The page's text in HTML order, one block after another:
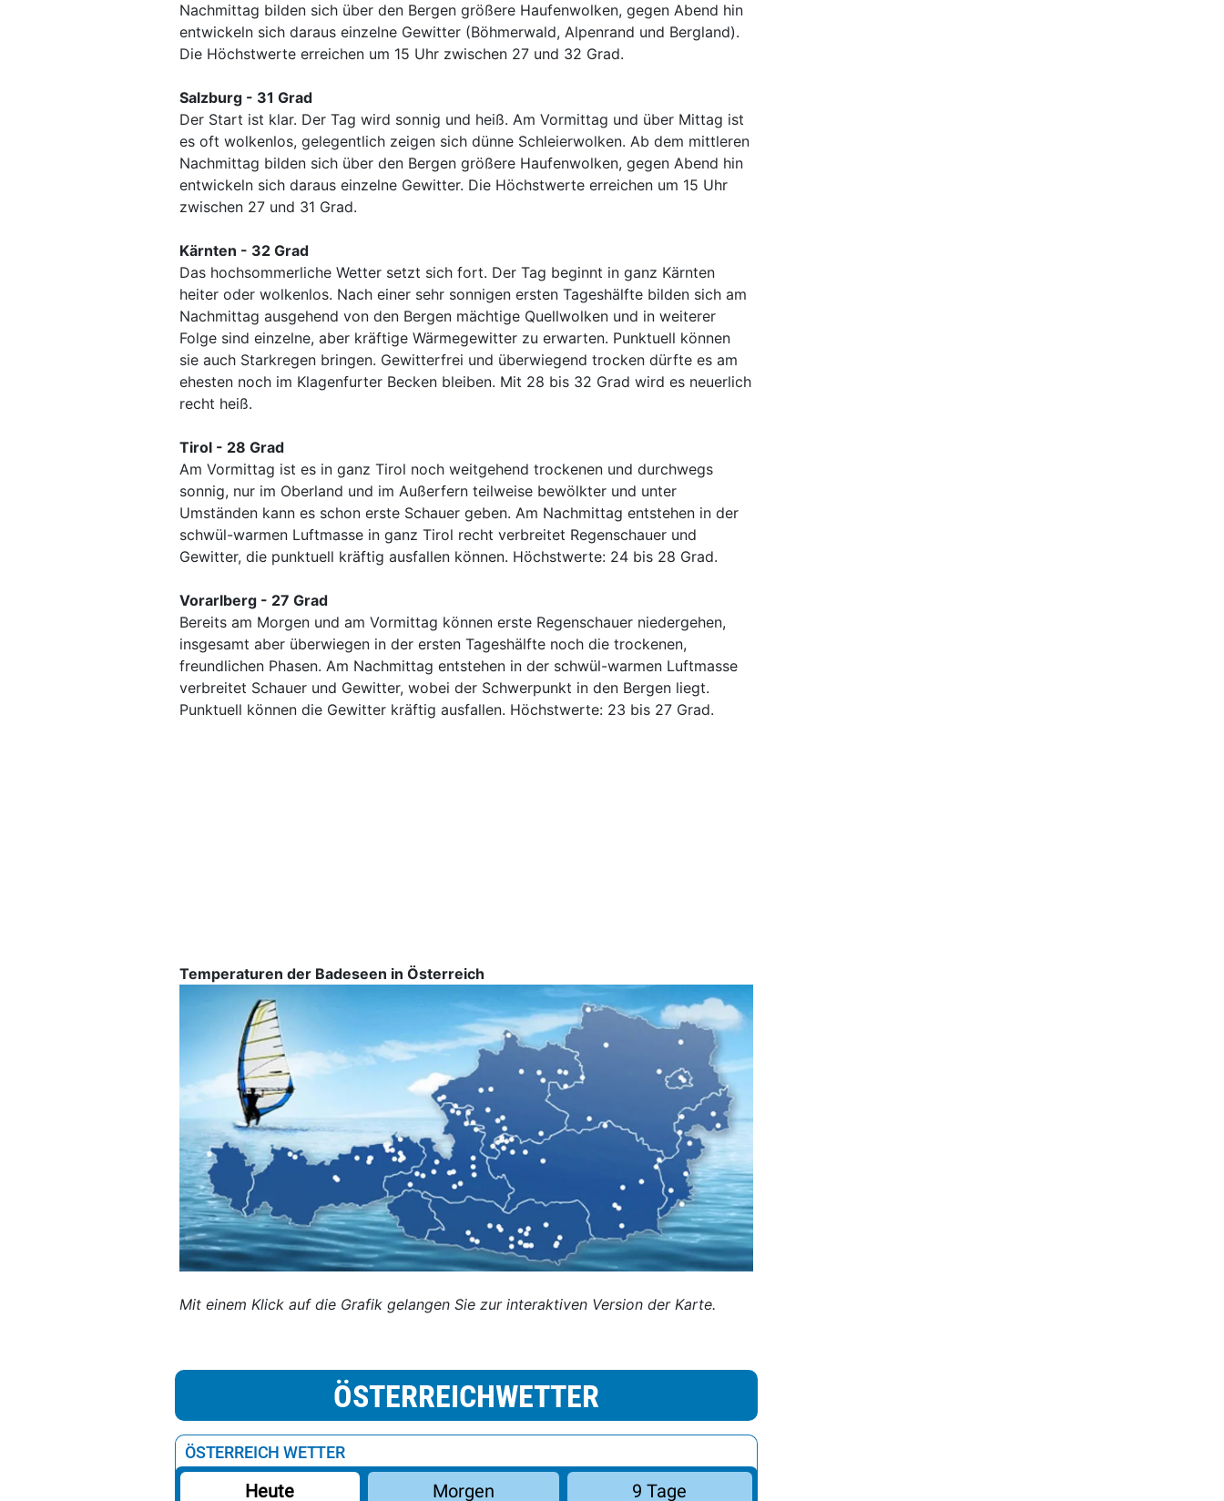
Nachmittag bilden sich über den Bergen größere Haufenwolken, gegen Abend hin
entwickeln sich daraus einzelne Gewitter (Böhmerwald, Alpenrand und Bergland).
Die Höchstwerte erreichen um 15 Uhr zwischen 27 und 32 Grad.
Salzburg - 31 Grad
Der Start ist klar. Der Tag wird sonnig und heiß. Am Vormittag und über Mittag ist
es oft wolkenlos, gelegentlich zeigen sich dünne Schleierwolken. Ab dem mittleren
Nachmittag bilden sich über den Bergen größere Haufenwolken, gegen Abend hin
entwickeln sich daraus einzelne Gewitter. Die Höchstwerte erreichen um 15 Uhr
zwischen 27 und 31 Grad.
Kärnten - 32 Grad
Das hochsommerliche Wetter setzt sich fort. Der Tag beginnt in ganz Kärnten
heiter oder wolkenlos. Nach einer sehr sonnigen ersten Tageshälfte bilden sich am
Nachmittag ausgehend von den Bergen mächtige Quellwolken und in weiterer
Folge sind einzelne, aber kräftige Wärmegewitter zu erwarten. Punktuell können
sie auch Starkregen bringen. Gewitterfrei und überwiegend trocken dürfte es am
ehesten noch im Klagenfurter Becken bleiben. Mit 28 bis 32 Grad wird es neuerlich
recht heiß.
Tirol - 28 Grad
Am Vormittag ist es in ganz Tirol noch weitgehend trockenen und durchwegs
sonnig, nur im Oberland und im Außerfern teilweise bewölkter und unter
Umständen kann es schon erste Schauer geben. Am Nachmittag entstehen in der
schwül-warmen Luftmasse in ganz Tirol recht verbreitet Regenschauer und
Gewitter, die punktuell kräftig ausfallen können. Höchstwerte: 24 bis 28 Grad.
Vorarlberg - 27 Grad
Bereits am Morgen und am Vormittag können erste Regenschauer niedergehen,
insgesamt aber überwiegen in der ersten Tageshälfte noch die trockenen,
freundlichen Phasen. Am Nachmittag entstehen in der schwül-warmen Luftmasse
verbreitet Schauer und Gewitter, wobei der Schwerpunkt in den Bergen liegt.
Punktuell können die Gewitter kräftig ausfallen. Höchstwerte: 23 bis 27 Grad.
Temperaturen der Badeseen in Österreich
Mit einem Klick auf die Grafik gelangen Sie zur interaktiven Version der Karte.
ÖSTERREICHWETTER
ÖSTERREICH WETTER
Heute Morgen 9 Tage